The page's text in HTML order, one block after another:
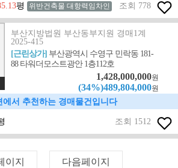
평 위반건축물 대항력임차인 조회 778
부산지방법원 부산동부지원 경매1계
2025-415
[근린상가] 부산광역시 수영구 민락동 181-
88 타워더모스트광안 1층112호
1,428,000,000원
(34%)489,804,000원
에서 추천하는 경매물건입니다
조회 1512
이지 다음페이지